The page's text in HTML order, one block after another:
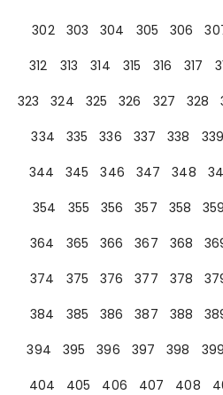
302
303 304 305 306
312
313 314 315 316 317
323
324 325 326 327 328
334
335 336 337 338 339
344
345 346 347 348
354
355 356 357 358 359
364
365 366 367 368
374
375 376 377 378
384
385 386 387 388
394
395 396 397 398 399
404
405 406 407 408